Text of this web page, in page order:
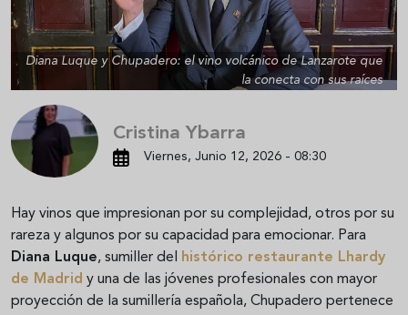
Diana Luque y Chupadero: el vino volcánico de Lanzarote que
la conecta con sus raíces
Cristina Ybarra
Viernes, Junio 12, 2026 - 08:30
Hay vinos que impresionan por su complejidad, otros por su
rareza y algunos por su capacidad para emocionar. Para
Diana Luque, sumiller del histórico restaurante Lhardy
de Madrid y una de las jóvenes profesionales con mayor
proyección de la sumillería española, Chupadero pertenece